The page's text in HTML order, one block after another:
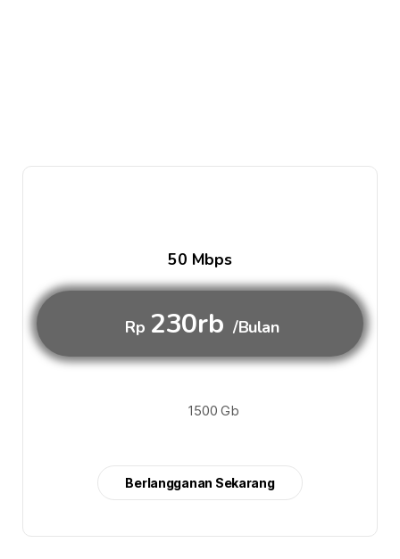
50 Mbps
Rp 230rb /Bulan
1500 Gb
Berlangganan Sekarang